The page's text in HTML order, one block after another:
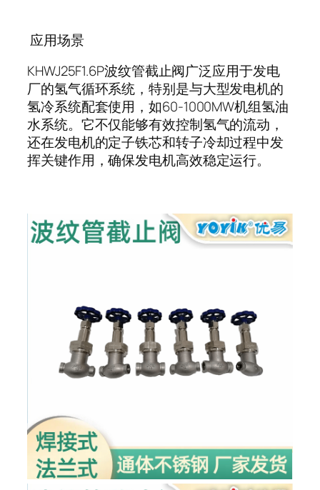
应用场景
KHWJ25F1.6P波纹管截止阀广泛应用于发电
厂的氢气循环系统，特别是与大型发电机的
氢冷系统配套使用，如60-1000MW机组氢油
水系统。它不仅能够有效控制氢气的流动，
还在发电机的定子铁芯和转子冷却过程中发
挥关键作用，确保发电机高效稳定运行。